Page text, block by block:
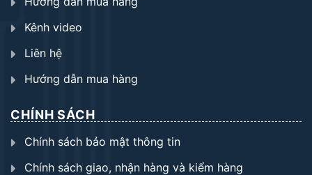
Kênh video
Liên hệ
Hướng dẫn mua hàng
CHÍNH SÁCH
Chính sách bảo mật thông tin
Chính sách giao, nhận hàng và kiểm hàng